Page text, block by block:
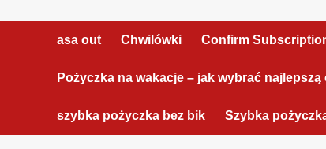
asa out Chwilówki Confirm
Pożyczka na wakacje – jak wybrać najlepszą
szybka pożyczka bez bik Szybka